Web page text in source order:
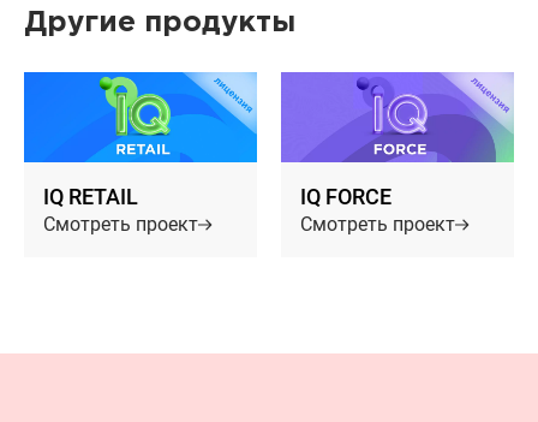
Другие продукты
IQ RETAIL
Смотреть проект
IQ FORCE
Смотреть проект